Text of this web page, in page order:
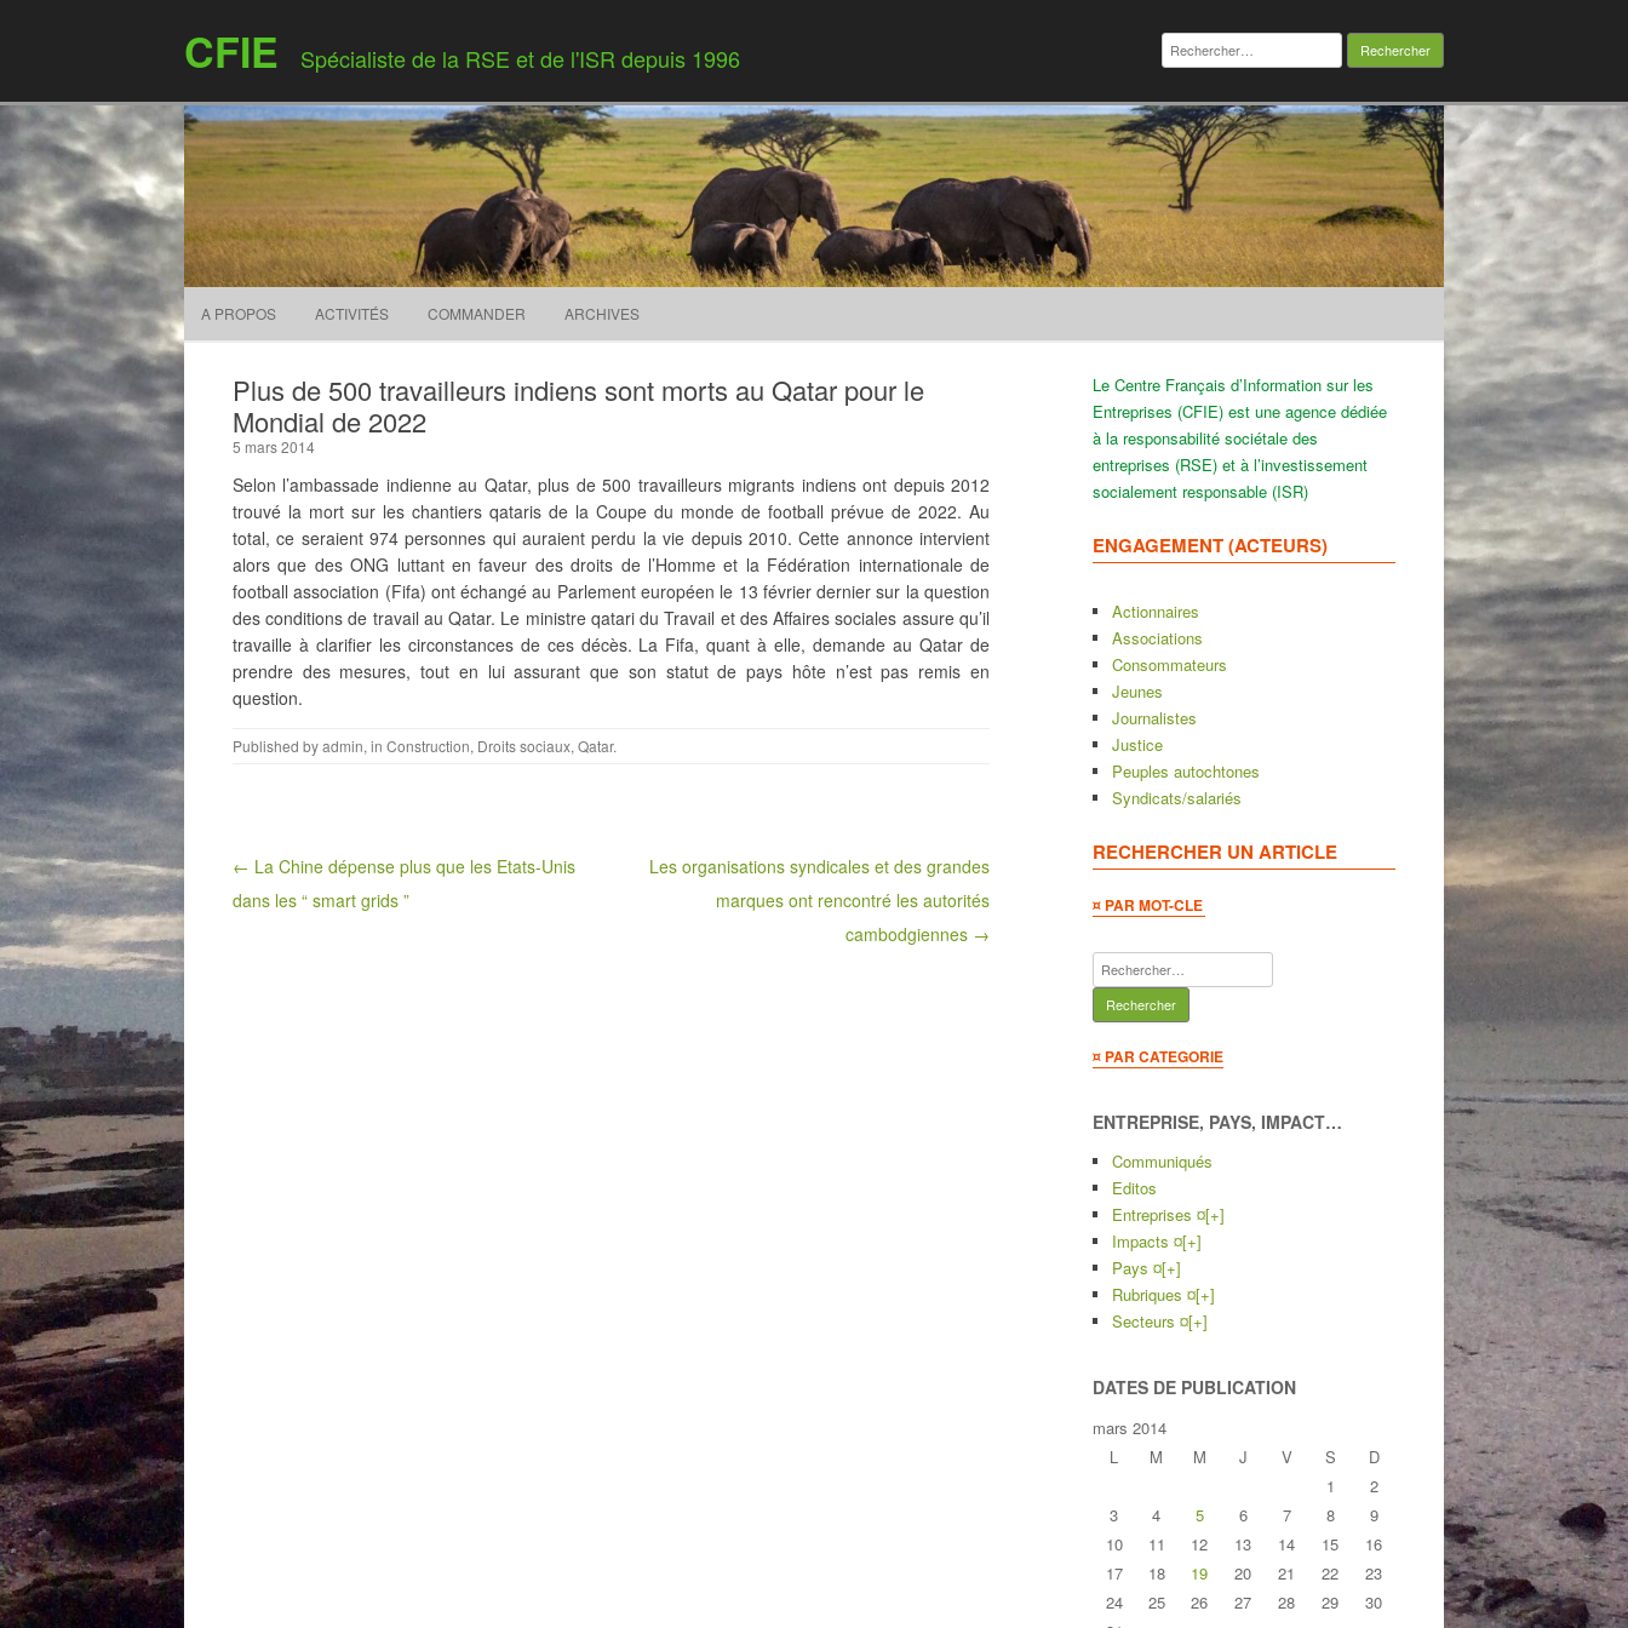
CFIE Spécialiste de la RSE et de l'ISR depuis 1996
Rechercher :
Skip to content
A PROPOS ACTIVITÉS COMMANDER ARCHIVES
Plus de 500 travailleurs indiens sont morts au Qatar pour le
Mondial de 2022
5 mars 2014
Selon l’ambassade indienne au Qatar, plus de 500 travailleurs migrants indiens ont depuis 2012
trouvé la mort sur les chantiers qataris de la Coupe du monde de football prévue de 2022. Au
total, ce seraient 974 personnes qui auraient perdu la vie depuis 2010. Cette annonce intervient
alors que des ONG luttant en faveur des droits de l’Homme et la Fédération internationale de
football association (Fifa) ont échangé au Parlement européen le 13 février derniersur la question
des conditions de travail au Qatar. Le ministre qatari du Travail et des Affaires sociales assure qu’il
travaille à clarifier les circonstances de ces décès. La Fifa, quant à elle, demande au Qatar de
prendre des mesures, tout en lui assurant que son statut de pays hôte n’est pas remis en
question.
Published byadmin, in Construction, Droits sociaux, Qatar.
Post navigation
← La Chine dépense plus que les Etats-Unis
dans les “ smart grids ”
Les organisations syndicales et des grandes
marques ont rencontré les autorités
cambodgiennes →
Le Centre Français d’Information sur les
Entreprises (CFIE) est une agence dédiée
à la responsabilité sociétale des
entreprises (RSE) et à l’investissement
socialement responsable (ISR)
ENGAGEMENT (ACTEURS)
Actionnaires
Associations
Consommateurs
Jeunes
Journalistes
Justice
Peuples autochtones
Syndicats/salariés
RECHERCHER UN ARTICLE
¤ PAR MOT-CLE
Rechercher :
¤ PAR CATEGORIE
ENTREPRISE, PAYS, IMPACT…
Communiqués
Editos
Entreprises ¤[+]
Impacts ¤[+]
Pays ¤[+]
Rubriques ¤[+]
Secteurs ¤[+]
DATES DE PUBLICATION
mars 2014
L
M M J V S
D
1
2
3
4 5 6 7 8
9
10
11 12 13 14 15
16
17
18 19 20 21 22
23
24
25 26 27 28 29
30